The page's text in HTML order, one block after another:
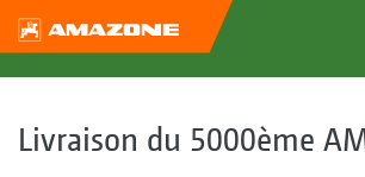
Livraison du 5000ème